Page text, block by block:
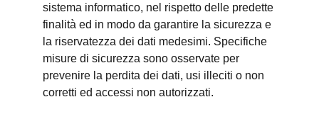
sistema informatico, nel rispetto delle predette
finalità ed in modo da garantire la sicurezza e
la riservatezza dei dati medesimi. Specifiche
misure di sicurezza sono osservate per
prevenire la perdita dei dati, usi illeciti o non
corretti ed accessi non autorizzati.